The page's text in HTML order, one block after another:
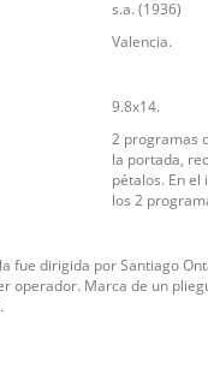
s.a. (1936)
Valencia.
9.8x14.
2 programas
la portada,
pétalos. En
los 2
fue dirigida por Santiago
operador. Marca de un